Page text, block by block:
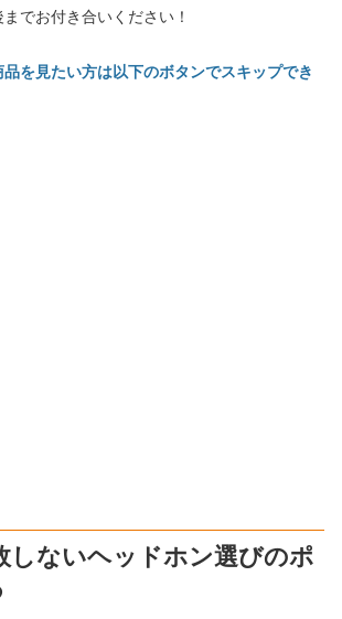
でお付き合いください！
を見たい方は以下のボタンでスキップでき
しないヘッドホン選びのポ